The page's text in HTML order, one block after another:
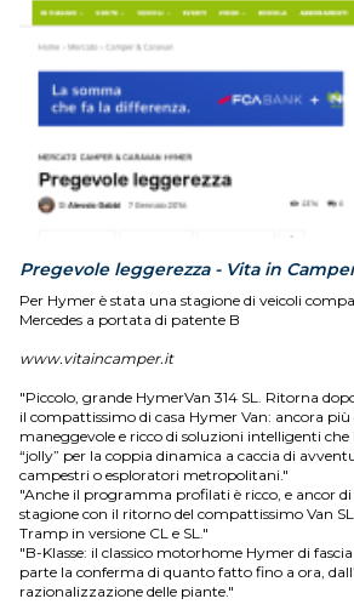
Pregevole leggerezza - Vita in
Per Hymer è stata una stagione di veicoli
Mercedes a portata di patente B
www.vitaincamper.it
"Piccolo, grande HymerVan 314 SL. Ritorna
il compattissimo di casa Hymer Van: ancora
maneggevole e ricco di soluzioni intelligenti
“jolly” per la coppia dinamica a caccia di
campestri o esploratori metropolitani."
"Anche il programma profilati è ricco, e ancor
stagione con il ritorno del compattissimo Van
Tramp in versione CL e SL."
"B-Klasse: il classico motorhome Hymer di
parte la conferma di quanto fatto fino a ora,
razionalizzazione delle piante."